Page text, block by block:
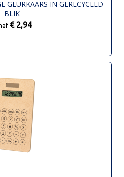
GEURKAARS IN GERECYCLED
BLIK
€ 2,94